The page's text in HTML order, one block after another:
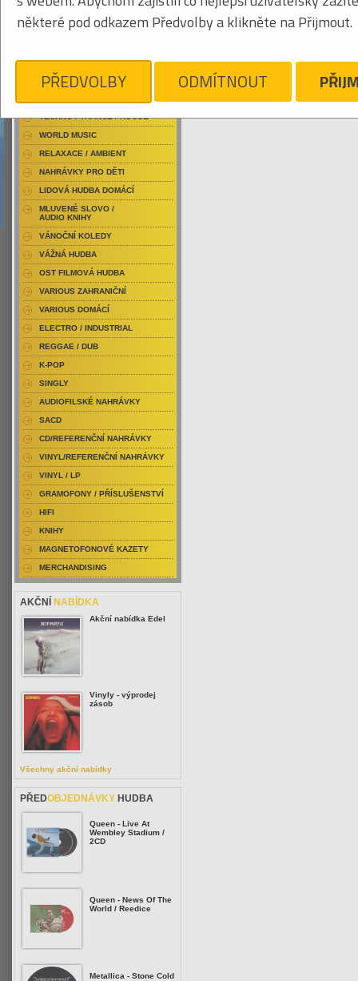
CEPHALIC CARNAGE
Je nám líto, ale pro daný žánr/kategorii
RAP / HIP HOP DOMÁCÍ
RAP / HIP HOP ZAHRANIČNÍ
DVD / HUDBA
PUNK / HARDCORE
TECHNO / TRANCE / HOUSE
WORLD MUSIC
RELAXACE / AMBIENT
NAHRÁVKY PRO DĚTI
LIDOVÁ HUDBA DOMÁCÍ
MLUVENÉ SLOVO /
AUDIO KNIHY
VÁNOČNÍ KOLEDY
VÁŽNÁ HUDBA
OST FILMOVÁ HUDBA
VARIOUS ZAHRANIČNÍ
VARIOUS DOMÁCÍ
ELECTRO / INDUSTRIAL
REGGAE / DUB
K-POP
SINGLY
AUDIOFILSKÉ NAHRÁVKY
SACD
CD/REFERENČNÍ NAHRÁVKY
VINYL/REFERENČNÍ NAHRÁVKY
VINYL / LP
GRAMOFONY / PŘÍSLUŠENSTVÍ
HIFI
KNIHY
MAGNETOFONOVÉ KAZETY
MERCHANDISING
AKČNÍ NABÍDKA
Akční nabídka Edel
Vinyly - výprodej
zásob
Všechny akční nabídky
PŘEDOBJEDNÁVKY HUDBA
Queen - Live At
Wembley Stadium /
2CD
Queen - News Of The
World / Reedice
Metallica - Stone Cold
některé pod odkazem Předvolby a klikněte na Přijmout.
PŘEDVOLBY ODMÍTNOUT